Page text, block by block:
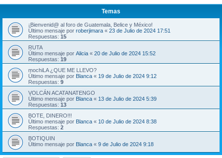
Temas
¡Bienvenid@ al foro de Guatemala, Belice y México!
Último mensaje por roberjimara « 23 de Julio de 2024 17:51
Respuestas: 15
RUTA
Último mensaje por Alicia « 20 de Julio de 2024 15:52
Respuestas: 19
mochiLA ¿QUE ME LLEVO?
Último mensaje por Blanca « 19 de Julio de 2024 9:12
Respuestas: 9
VOLCÁN ACATANATENGO
Último mensaje por Blanca « 13 de Julio de 2024 5:39
Respuestas: 13
BOTE, DINERO!!!
Último mensaje por Blanca « 10 de Julio de 2024 8:38
Respuestas: 2
BOTIQUIN
Último mensaje por Blanca « 9 de Julio de 2024 9:18